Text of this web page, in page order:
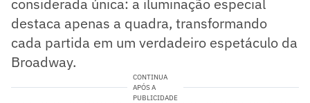
destaca apenas a quadra, transformando
cada partida em um verdadeiro espetáculo da
Broadway.
CONTINUA
APÓS A
PUBLICIDADE